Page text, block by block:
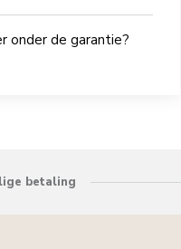
onder de garantie?
betaling